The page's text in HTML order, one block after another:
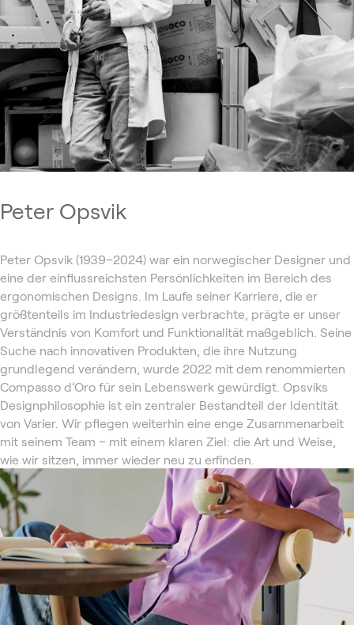
Peter Opsvik
Peter Opsvik (1939–2024) war ein norwegischer Designer und
eine der einflussreichsten Persönlichkeiten im Bereich des
ergonomischen Designs. Im Laufe seiner Karriere, die er
größtenteils im Industriedesign verbrachte, prägte er unser
Verständnis von Komfort und Funktionalität maßgeblich. Seine
Suche nach innovativen Produkten, die ihre Nutzung
grundlegend verändern, wurde 2022 mit dem renommierten
Compasso d’Oro für sein Lebenswerk gewürdigt. Opsviks
Designphilosophie ist ein zentraler Bestandteil der Identität
von Varier. Wir pflegen weiterhin eine enge Zusammenarbeit
mit seinem Team – mit einem klaren Ziel: die Art und Weise,
wie wir sitzen, immer wieder neu zu erfinden.